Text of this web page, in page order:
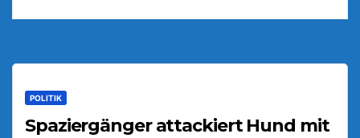
POLITIK
Spaziergänger attackiert Hund mit